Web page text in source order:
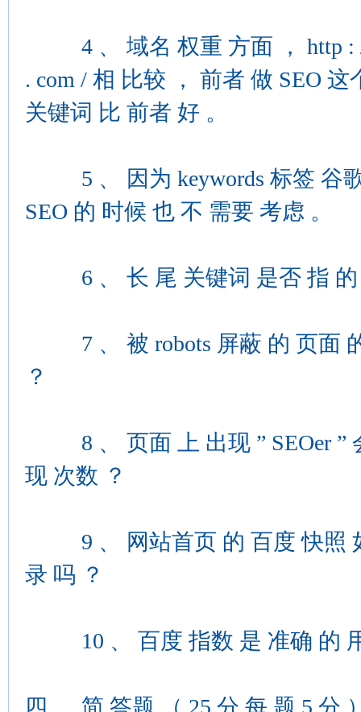
4 、 域名 权重 方面 ， http : / /
. com / 相 比较 ， 前者 做 SEO
关键词 比 前者 好 。
5 、 因为 keywords 标签 谷歌
SEO 的 时候 也 不 需要 考虑 。
6 、 长 尾 关键词 是否 指 的
7 、 被 robots 屏蔽 的 页面 的
？
8 、 页面 上 出现 ” SEOer ”
现 次数 ？
9 、 网站首页 的 百度 快照
录 吗 ？
10 、 百度 指数 是 准确 的
四 、 简 答题 （ 25 分 每 题 5 分